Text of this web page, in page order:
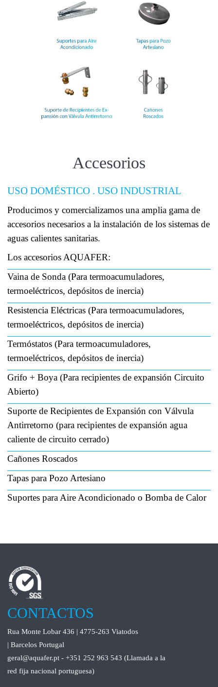
Accesorios
USO DOMÉSTICO . USO INDUSTRIAL
Producimos y comercializamos una amplia gama de
accesorios necesarios a la instalación de los sistemas de
aguas calientes sanitarias.
Los accesorios AQUAFER:
Vaina de Sonda (Para termoacumuladores,
termoeléctricos, depósitos de inercia)
Resistencia Eléctricas (Para termoacumuladores,
termoeléctricos, depósitos de inercia)
Termóstatos (Para termoacumuladores,
termoeléctricos, depósitos de inercia)
Grifo + Boya (Para recipientes de expansión Circuito
Abierto)
Suporte de Recipientes de Expansión con Válvula
Antirretorno (para recipientes de expansión agua
caliente de circuito cerrado)
Cañones Roscados
Tapas para Pozo Artesiano
Suportes para Aire Acondicionado o Bomba de Calor
CONTACTOS
Rua Monte Lobar 436 | 4775-263 Viatodos
| Barcelos Portugal
geral@aquafer.pt - +351 252 963 543 (Llamada a la
red fija nacional portuguesa)